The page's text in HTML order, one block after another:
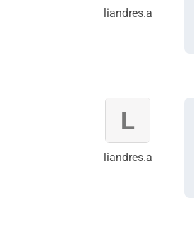
liandres.a
liandres.a